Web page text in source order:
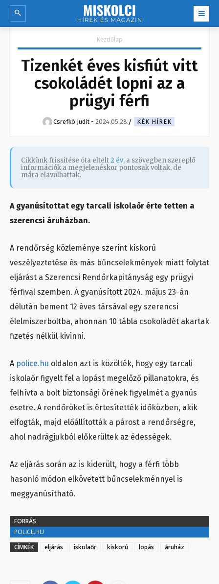
Kezdőlap
Tizenkét éves kisfiút vitt
csokoládét lopni az a
prügyi férfi
Csrefkó Judit - 2024.05.28. KÉK HÍREK
Cikkünk frissítése óta eltelt2 év, a szövegben szereplő
információk a megjelenéskor pontosak voltak, de
mára elavulhattak.
A gyanúsítottat egy tarcali iskolaőr érte tetten a
szerencsi áruházban.
A rendőrség közleménye szerint kiskorú
veszélyeztetése és más bűncselekmények miatt folytat
eljárást a Szerencsi Rendőrkapitányság egy prügyi
férfival szemben. A gyanúsított 2024. május 23-án
délután bement 12 éves társával egy szerencsi
élelmiszerboltba, ahonnan 10 tábla csokoládét akartak
fizetés nélkül kivinni.
A police.hu oldalon azt is közölték, hogy egy tarcali
iskolaőr figyelt fel a lopást megelőző pillanatokra, és
felhívta a bolt biztonsági őrének figyelmét a gyanús
esetre. A rendőröket is értesítették időközben, akik
elfogták, majd előállították a párost a rendőrségre,
ahol nadrágjukból előkerültek az édességek.
Az eljárás során az is kiderült, hogy a férfi több
hasonló módon elkövetett bűncselekménnyel is
meggyanúsítható.
FORRÁS
POLICE.HU
CÍMKÉK
eljárás iskolaőr kiskorú lopás áruház